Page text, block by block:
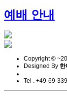
예배 안내
Copyright ©
Designed By 한
Tel . +49-69-